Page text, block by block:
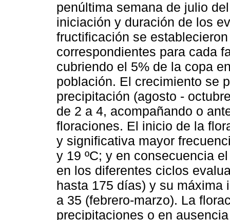
penúltima semana de julio
iniciación y duración de los
fructificación se
correspondientes para cada
cubriendo el 5% de la copa
población. El crecimiento se
precipitación (agosto -
de 2 a 4, acompañando o
floraciones. El inicio de la
y significativa mayor
y 19 ºC; y en consecuencia
en los diferentes ciclos
hasta 175 días) y su máxima
a 35 (febrero-marzo). La
precipitaciones o en